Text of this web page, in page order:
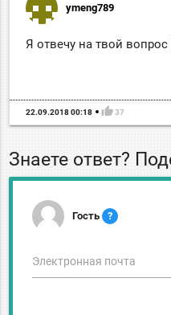
ymeng789
Я отвечу на твой вопрос
22.09.2018 00:18 thumb_up 37
Знаете ответ?
Гость ?
Электронная почта